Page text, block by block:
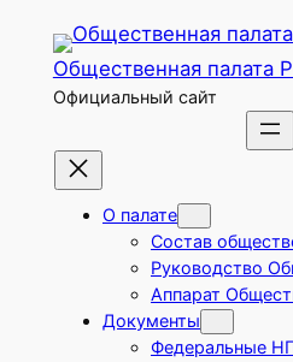
Перейти
содержимому
Общественная палата
Официальный сайт
О палате
Состав
Руководство
Аппарат
Документы
Федеральные